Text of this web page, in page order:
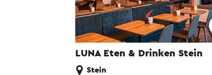
LUNA Eten & Drinken Stein
Stein